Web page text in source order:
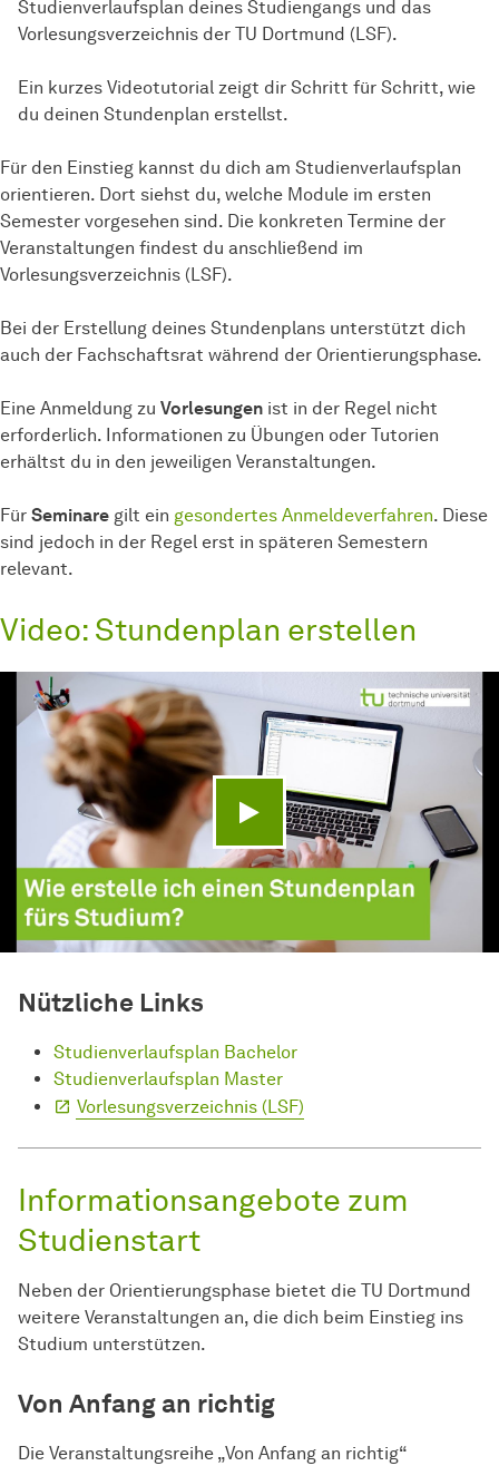
Studienverlaufsplan deines Studiengangs und das
Vorlesungsverzeichnis der TU Dortmund (LSF).
Ein kurzes Videotutorial zeigt dir Schritt für Schritt, wie
du deinen Stundenplan erstellst.
Für den Einstieg kannst du dich am Studienverlaufsplan
orientieren. Dort siehst du, welche Module im ersten
Semester vorgesehen sind. Die konkreten Termine der
Veranstaltungen findest du anschließend im
Vorlesungsverzeichnis (LSF).
Bei der Erstellung deines Stundenplans unterstützt dich
auch der Fachschaftsrat während der Orientierungsphase.
Eine Anmeldung zu Vorlesungen ist in der Regel nicht
erforderlich. Informationen zu Übungen oder Tutorien
erhältst du in den jeweiligen Veranstaltungen.
Für Seminare gilt ein gesondertes Anmeldeverfahren. Diese
sind jedoch in der Regel erst in späteren Semestern
relevant.
Video: Stundenplan erstellen
Video abspielen
Nützliche Links
Studienverlaufsplan Bachelor
Studienverlaufsplan Master
Vorlesungsverzeichnis (LSF)
Informationsangebote zum
Studienstart
Neben der Orientierungsphase bietet die TU Dortmund
weitere Veranstaltungen an, die dich beim Einstieg ins
Studium unterstützen.
Von Anfang an richtig
Die Veranstaltungsreihe „Von Anfang an richtig“